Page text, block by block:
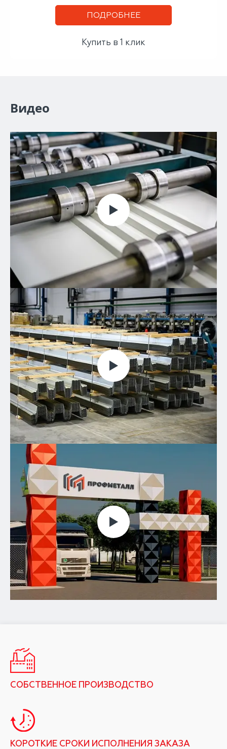
ПОДРОБНЕЕ
Купить в 1 клик
Видео
СОБСТВЕННОЕ ПРОИЗВОДСТВО
КОРОТКИЕ СРОКИ ИСПОЛНЕНИЯ ЗАКАЗА